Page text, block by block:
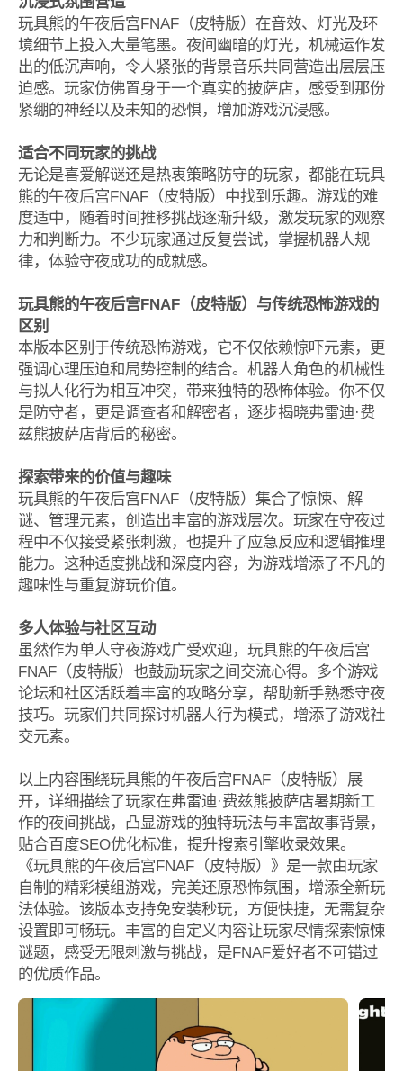
玩具熊的午夜后宫FNAF（皮特版）在音效、灯光及环
境细节上投入大量笔墨。夜间幽暗的灯光，机械运作发
出的低沉声响，令人紧张的背景音乐共同营造出层层压
迫感。玩家仿佛置身于一个真实的披萨店，感受到那份
紧绷的神经以及未知的恐惧，增加游戏沉浸感。
适合不同玩家的挑战
无论是喜爱解谜还是热衷策略防守的玩家，都能在玩具
熊的午夜后宫FNAF（皮特版）中找到乐趣。游戏的难
度适中，随着时间推移挑战逐渐升级，激发玩家的观察
力和判断力。不少玩家通过反复尝试，掌握机器人规
律，体验守夜成功的成就感。
玩具熊的午夜后宫FNAF（皮特版）与传统恐怖游戏的
区别
本版本区别于传统恐怖游戏，它不仅依赖惊吓元素，更
强调心理压迫和局势控制的结合。机器人角色的机械性
与拟人化行为相互冲突，带来独特的恐怖体验。你不仅
是防守者，更是调查者和解密者，逐步揭晓弗雷迪·费
兹熊披萨店背后的秘密。
探索带来的价值与趣味
玩具熊的午夜后宫FNAF（皮特版）集合了惊悚、解
谜、管理元素，创造出丰富的游戏层次。玩家在守夜过
程中不仅接受紧张刺激，也提升了应急反应和逻辑推理
能力。这种适度挑战和深度内容，为游戏增添了不凡的
趣味性与重复游玩价值。
多人体验与社区互动
虽然作为单人守夜游戏广受欢迎，玩具熊的午夜后宫
FNAF（皮特版）也鼓励玩家之间交流心得。多个游戏
论坛和社区活跃着丰富的攻略分享，帮助新手熟悉守夜
技巧。玩家们共同探讨机器人行为模式，增添了游戏社
交元素。
以上内容围绕玩具熊的午夜后宫FNAF（皮特版）展
开，详细描绘了玩家在弗雷迪·费兹熊披萨店暑期新工
作的夜间挑战，凸显游戏的独特玩法与丰富故事背景，
贴合百度SEO优化标准，提升搜索引擎收录效果。
《玩具熊的午夜后宫FNAF（皮特版）》是一款由玩家
自制的精彩模组游戏，完美还原恐怖氛围，增添全新玩
法体验。该版本支持免安装秒玩，方便快捷，无需复杂
设置即可畅玩。丰富的自定义内容让玩家尽情探索惊悚
谜题，感受无限刺激与挑战，是FNAF爱好者不可错过
的优质作品。